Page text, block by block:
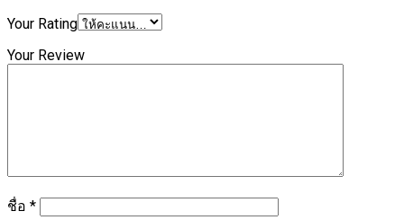
Your Rating
Your Review
ชื่อ *